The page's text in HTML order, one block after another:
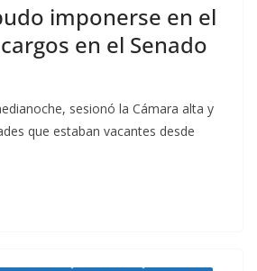
imponerse en el
en el Senado
sesionó la Cámara alta y
que estaban vacantes desde